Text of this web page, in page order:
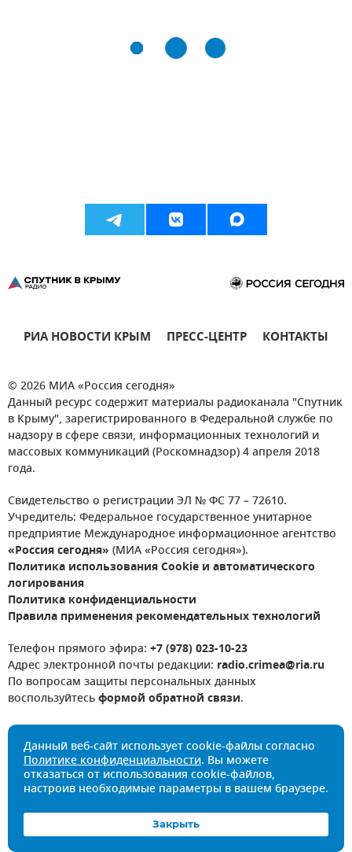
РИА НОВОСТИ КРЫМ ПРЕСС-ЦЕНТР КОНТАКТЫ
© 2026 МИА «Россия сегодня»
Данный ресурс содержит материалы радиоканала "Спутник
в Крыму", зарегистрированного в Федеральной службе по
надзору в сфере связи, информационных технологий и
массовых коммуникаций (Роскомнадзор) 4 апреля 2018
года.
Свидетельство о регистрации ЭЛ № ФС 77 – 72610.
Учредитель: Федеральное государственное унитарное
предприятие Международное информационное агентство
«Россия сегодня» (МИА «Россия сегодня»).
Политика использования Cookie и автоматического
логирования
Политика конфиденциальности
Правила применения рекомендательных технологий
Телефон прямого эфира: +7 (978) 023-10-23
Адрес электронной почты редакции: radio.crimea@ria.ru
По вопросам защиты персональных данных
воспользуйтесьформой обратной связи.
Данный веб-сайт использует cookie-файлы согласно
Политике конфиденциальности. Вы можете
отказаться от использования cookie-файлов,
настроив необходимые параметры в вашем браузере.
Закрыть